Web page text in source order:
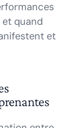
quand
et